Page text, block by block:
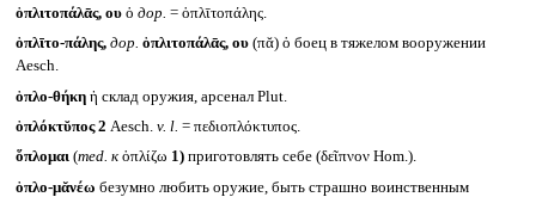
ὁπλιτοπάλᾱς, ουὁ дор. = ὁπλῑτοπάλης.
ὁπλῑτο-πάλης, дор. ὁπλιτοπάλᾱς, ου(πᾰ) ὁ боец в тяжелом вооружении
Aesch.
ὁπλο-θήκη ἡ склад оружия, арсенал Plut.
ὁπλόκτῠπος 2 Aesch. v. l. = πεδιοπλόκτυπος.
ὅπλομαι (med. кὁπλίζω 1)приготовлять себе (δεῖπνον Hom.).
ὁπλο-μᾰνέω безумно любить оружие, быть страшно воинственным